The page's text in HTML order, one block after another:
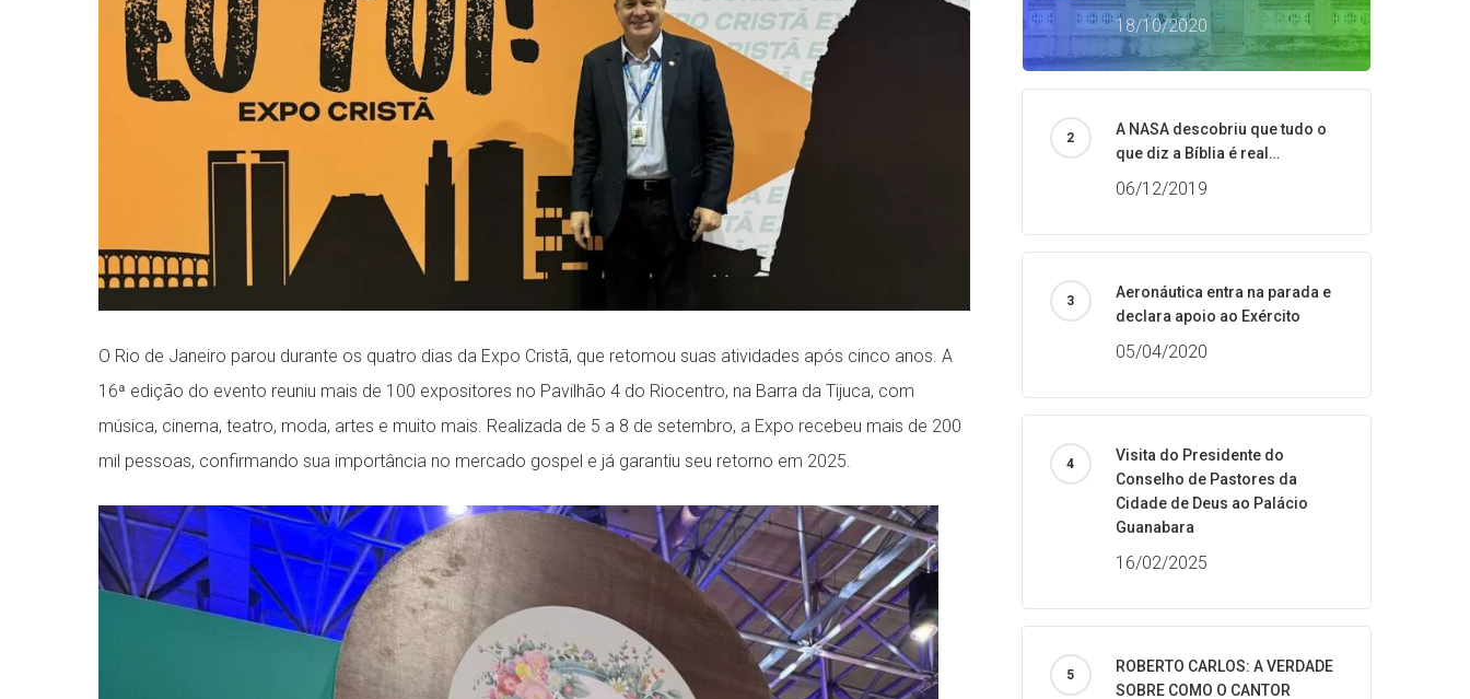
O Rio de Janeiro parou durante os quatro dias da Expo Cristã, que retomou suas atividades após cinco anos. A
16ª edição do evento reuniu mais de 100 expositores no Pavilhão 4 do Riocentro, na Barra da Tijuca, com
música, cinema, teatro, moda, artes e muito mais. Realizada de 5 a 8 de setembro, a Expo recebeu mais de 200
mil pessoas, confirmando sua importância no mercado gospel e já garantiu seu retorno em 2025.
18/10/2020
A NASA descobriu que tudo o
que diz a Bíblia é real…
06/12/2019
Aeronáutica entra na parada e
declara apoio ao Exército
05/04/2020
Visita do Presidente do
Conselho de Pastores da
Cidade de Deus ao Palácio
Guanabara
16/02/2025
ROBERTO CARLOS: A VERDADE
SOBRE COMO O CANTOR